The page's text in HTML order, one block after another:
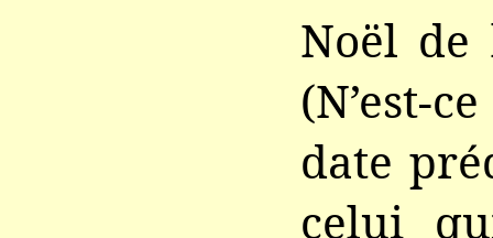
Noël de
(N’est-
date
celui